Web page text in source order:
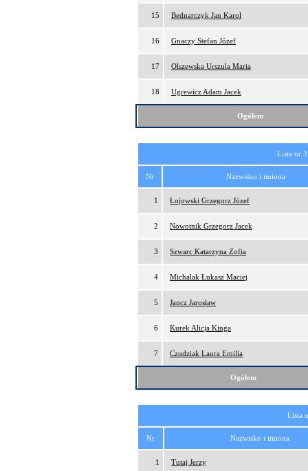
15 Bednarczyk Jan Karol
16 Gnaczy Stefan Józef
17 Olszewska Urszula Maria
18 Ugrewicz Adam Jacek
Ogółem
Lista nr
Nr Nazwisko i imiona
1 Łojowski Grzegorz Józef
2 Nowotnik Grzegorz Jacek
3 Szwarc Katarzyna Zofia
4 Michalak Łukasz Maciej
5 Jancz Jarosław
6 Kurek Alicja Kinga
7 Czudziak Laura Emilia
Ogółem
Lista
Nr Nazwisko i imiona
1 Tutaj Jerzy